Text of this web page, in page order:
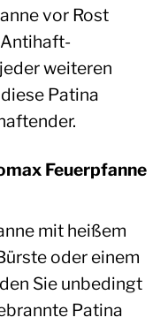
vor Rost
weiteren
Patina
Feuerpfanne
mit heißem
oder einem
Sie unbedingt
Patina